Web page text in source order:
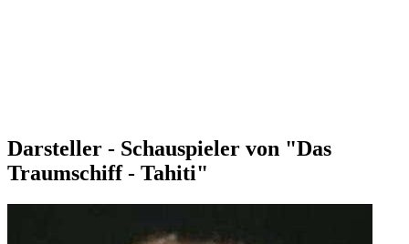
Darsteller - Schauspieler von "Das
Traumschiff - Tahiti"